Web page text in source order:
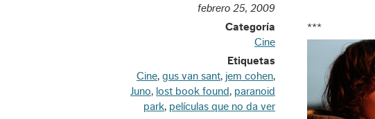
febrero 25, 2009
Categoría
Cine
Etiquetas
Cine, gus van sant, jem cohen,
Juno, lost book found, paranoid
park, películas que no da ver
***